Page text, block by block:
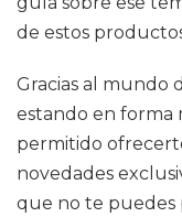
de estos
Gracias al mundo
estando en forma
permitido
novedades
que no te puedes